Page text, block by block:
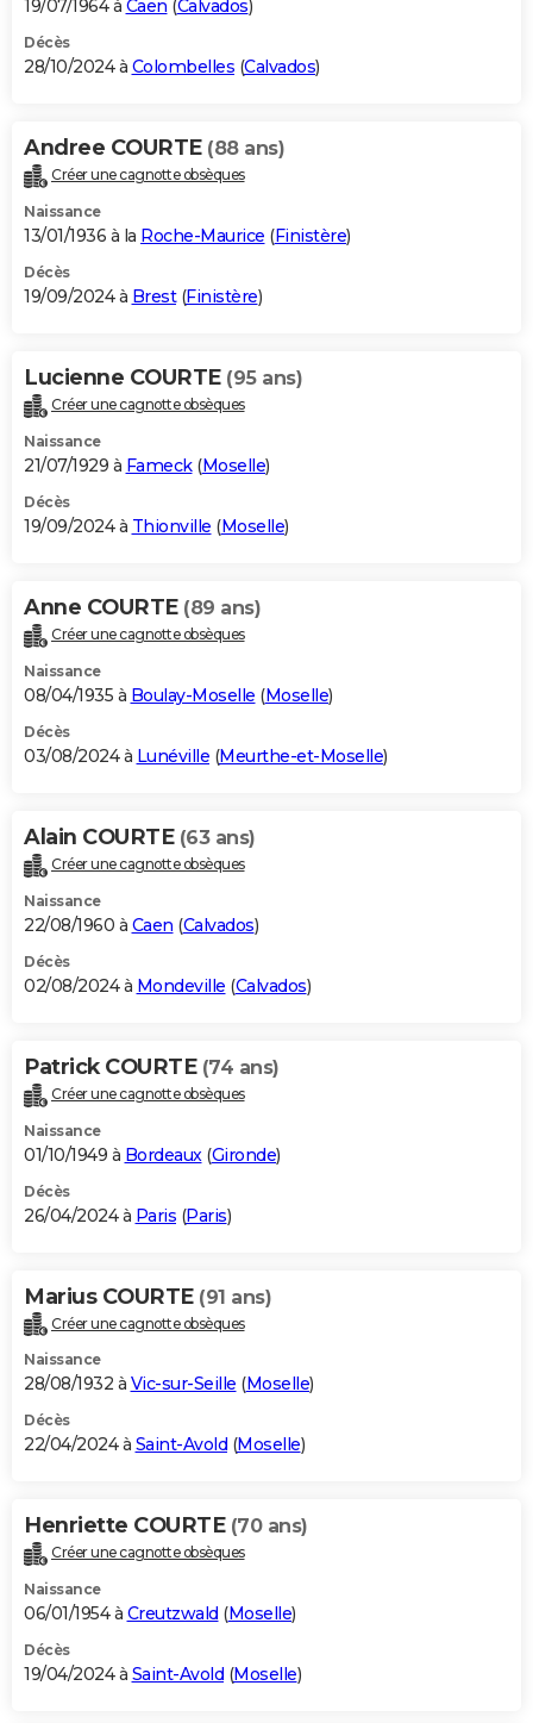
19/07/1964 à Caen (Calvados)
Décès
28/10/2024 à Colombelles (Calvados)
Andree COURTE (88 ans)
Créer une cagnotte obsèques
Naissance
13/01/1936 à la Roche-Maurice (Finistère)
Décès
19/09/2024 à Brest(Finistère)
Lucienne COURTE (95 ans)
Créer une cagnotte obsèques
Naissance
21/07/1929 à Fameck(Moselle)
Décès
19/09/2024 à Thionville (Moselle)
Anne COURTE (89 ans)
Créer une cagnotte obsèques
Naissance
08/04/1935 à Boulay-Moselle (Moselle)
Décès
03/08/2024 à Lunéville (Meurthe-et-Moselle)
Alain COURTE (63 ans)
Créer une cagnotte obsèques
Naissance
22/08/1960 à Caen (Calvados)
Décès
02/08/2024 à Mondeville (Calvados)
Patrick COURTE (74 ans)
Créer une cagnotte obsèques
Naissance
01/10/1949 à Bordeaux (Gironde)
Décès
26/04/2024 à Paris (Paris)
Marius COURTE (91 ans)
Créer une cagnotte obsèques
Naissance
28/08/1932 à Vic-sur-Seille (Moselle)
Décès
22/04/2024 à Saint-Avold (Moselle)
Henriette COURTE (70 ans)
Créer une cagnotte obsèques
Naissance
06/01/1954 à Creutzwald (Moselle)
Décès
19/04/2024 à Saint-Avold (Moselle)